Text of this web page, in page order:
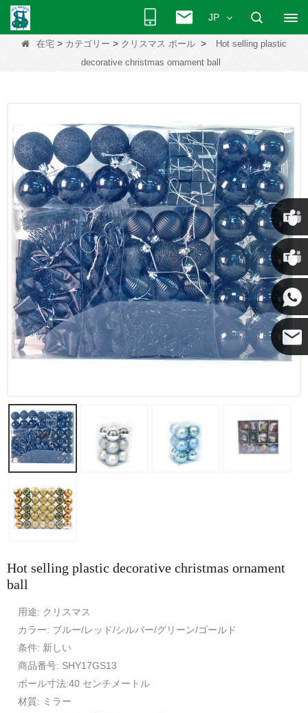
JP
在宅 > カテゴリー > クリスマス ボール >
Hot selling plastic
decorative christmas ornament ball
Hot selling plastic decorative christmas ornament
ball
用途: クリスマス
カラー: ブルー/レッド/シルバー/グリーン/ゴールド
条件: 新しい
商品番号: SHY17GS13
ボール寸法:40 センチメートル
材質: ミラー
クリス
ケニー